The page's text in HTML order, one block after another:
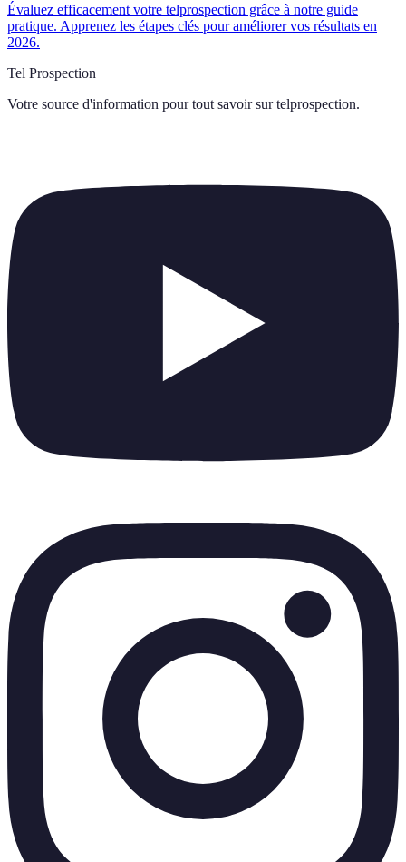
Évaluez efficacement votre telprospection grâce à notre guide
pratique. Apprenez les étapes clés pour améliorer vos résultats en
2026.
Tel Prospection
Votre source d'information pour tout savoir sur telprospection.